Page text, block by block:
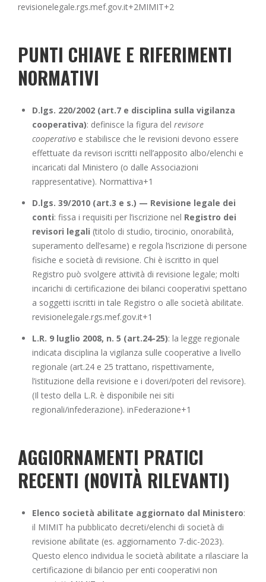
revisionelegale.rgs.mef.gov.it+2MIMIT+2
PUNTI CHIAVE E RIFERIMENTI
NORMATIVI
D.lgs. 220/2002 (art.7 e disciplina sulla vigilanza
cooperativa): definisce la figura del revisore
cooperativo e stabilisce che le revisioni devono essere
effettuate da revisori iscritti nell’apposito albo/elenchi e
incaricati dal Ministero (o dalle Associazioni
rappresentative). Normattiva+1
D.lgs. 39/2010 (art.3 e s.) — Revisione legale dei
conti: fissa i requisiti per l’iscrizione nel Registro dei
revisori legali (titolo di studio, tirocinio, onorabilità,
superamento dell’esame) e regola l’iscrizione di persone
fisiche e società di revisione. Chi è iscritto in quel
Registro può svolgere attività di revisione legale; molti
incarichi di certificazione dei bilanci cooperativi spettano
a soggetti iscritti in tale Registro o alle società abilitate.
revisionelegale.rgs.mef.gov.it+1
L.R. 9 luglio 2008, n. 5 (art.24-25): la legge regionale
indicata disciplina la vigilanza sulle cooperative a livello
regionale (art.24 e 25 trattano, rispettivamente,
l’istituzione della revisione e i doveri/poteri del revisore).
(Il testo della L.R. è disponibile nei siti
regionali/infederazione). inFederazione+1
AGGIORNAMENTI PRATICI
RECENTI (NOVITÀ RILEVANTI)
Elenco società abilitate aggiornato dal Ministero:
il MIMIT ha pubblicato decreti/elenchi di società di
revisione abilitate (es. aggiornamento 7-dic-2023).
Questo elenco individua le società abilitate a rilasciare la
certificazione di bilancio per enti cooperativi non